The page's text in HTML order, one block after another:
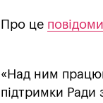
Про це
«Над ним
підтримки Ради